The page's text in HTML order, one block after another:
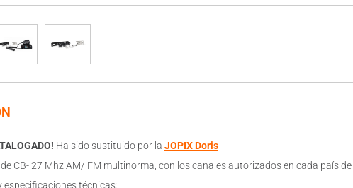
Ha sido sustituido por la JOPIX Doris
CB- 27 Mhz AM/ FM multinorma, con los canales autorizados en cada país de
especificaciones técnicas: